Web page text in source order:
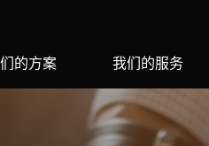
的方案 我们的服务